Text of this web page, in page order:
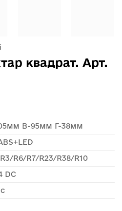
квадрат. Арт.
В-95мм Г-38мм
R3/R6/R7/R23/R38/R10
DC